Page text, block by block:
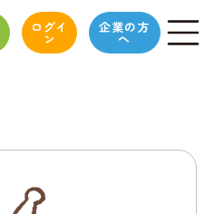
ログイ
ン
企業の方
へ